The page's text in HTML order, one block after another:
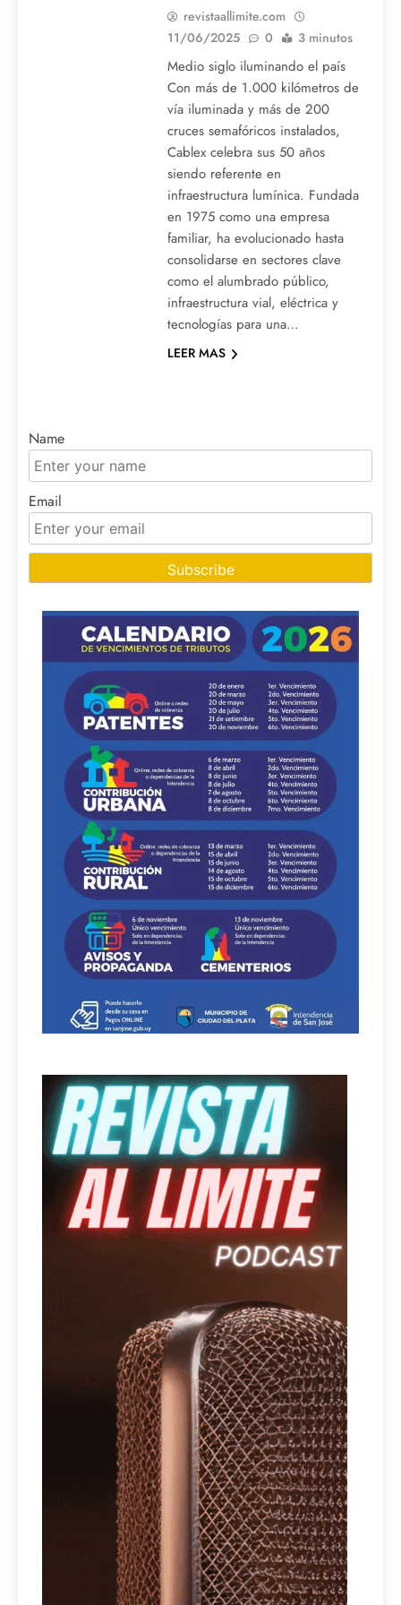
revistaallimite.com
11/06/2025
0 3 minutos
Medio siglo iluminando el país
Con más de 1.000 kilómetros de
vía iluminada y más de 200
cruces semafóricos instalados,
Cablex celebra sus 50 años
siendo referente en
infraestructura lumínica. Fundada
en 1975 como una empresa
familiar, ha evolucionado hasta
consolidarse en sectores clave
como el alumbrado público,
infraestructura vial, eléctrica y
tecnologías para una…
LEER MAS
Name
Email